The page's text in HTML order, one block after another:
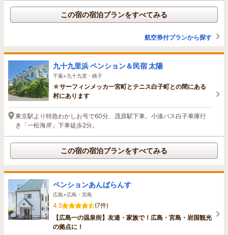
この宿の宿泊プランをすべてみる
航空券付プランから探す
九十九里浜 ペンション＆民宿 太陽
千葉>九十九里・銚子
☆サーフィンメッカ一宮町とテニス白子町との間にある
村にあります
東京駅より特急わかしお号で60分、茂原駅下車。小湊バス白子車庫行
き「一松海岸」下車徒歩2分。
この宿の宿泊プランをすべてみる
ペンションあんばらんす
広島>広島・宮島
4.5
(7件)
【広島一の温泉街】友達・家族で！広島・宮島・岩国観光
の拠点に！